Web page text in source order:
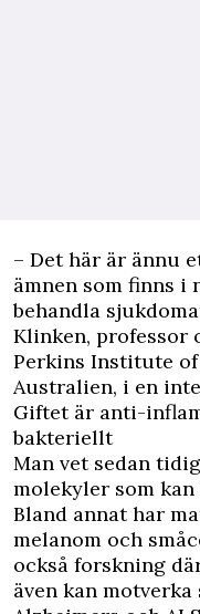
– Det här är ännu
ämnen som finns i
behandla
Klinken, professor
Perkins Institute
Australien, i en
Giftet är anti-
bakteriellt
Man vet sedan
molekyler som
Bland annat har
melanom och
också forskning
även kan